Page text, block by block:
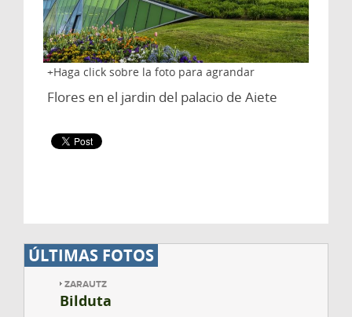
Haga click sobre la foto para agrandar
Flores en el jardin del palacio de Aiete
ÚLTIMAS FOTOS
ZARAUTZ
Bilduta